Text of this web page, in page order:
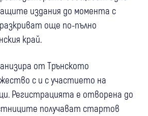
издания до момента с
още по-пълно
край.
от Трънското
с и с участието на
Регистрацията е отворена до
получават стартов